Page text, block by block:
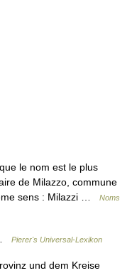
le nom est le plus
de Milazzo, commune
sens : Milazzi …
Noms
Pierer's Universal-Lexikon
und dem Kreise